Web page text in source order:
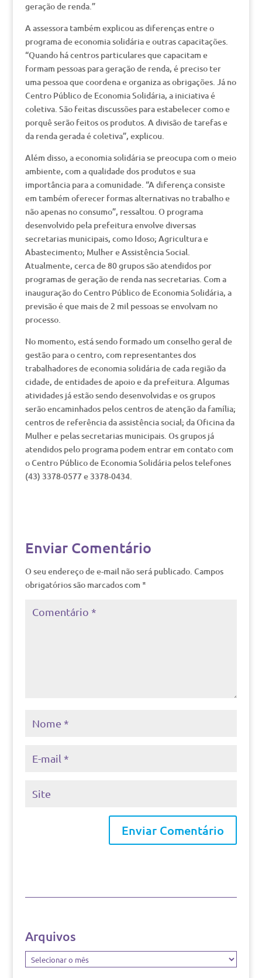
geração de renda.”
A assessora também explicou as diferenças entre o
programa de economia solidária e outras capacitações.
“Quando há centros particulares que capacitam e
formam pessoas para geração de renda, é preciso ter
uma pessoa que coordena e organiza as obrigações. Já no
Centro Público de Economia Solidária, a iniciativa é
coletiva. São feitas discussões para estabelecer como e
porquê serão feitos os produtos. A divisão de tarefas e
da renda gerada é coletiva”, explicou.
Além disso, a economia solidária se preocupa com o meio
ambiente, com a qualidade dos produtos e sua
importância para a comunidade. “A diferença consiste
em também oferecer formas alternativas no trabalho e
não apenas no consumo”, ressaltou. O programa
desenvolvido pela prefeitura envolve diversas
secretarias municipais, como Idoso; Agricultura e
Abastecimento; Mulher e Assistência Social.
Atualmente, cerca de 80 grupos são atendidos por
programas de geração de renda nas secretarias. Com a
inauguração do Centro Público de Economia Solidária, a
previsão é que mais de 2 mil pessoas se envolvam no
processo.
No momento, está sendo formado um conselho geral de
gestão para o centro, com representantes dos
trabalhadores de economia solidária de cada região da
cidade, de entidades de apoio e da prefeitura. Algumas
atividades já estão sendo desenvolvidas e os grupos
serão encaminhados pelos centros de atenção da família;
centros de referência da assistência social; da Oficina da
Mulher e pelas secretarias municipais. Os grupos já
atendidos pelo programa podem entrar em contato com
o Centro Público de Economia Solidária pelos telefones
(43) 3378-0577 e 3378-0434.
Enviar Comentário
O seu endereço de e-mail não será publicado. Campos
obrigatórios são marcados com *
Arquivos
Arquivos